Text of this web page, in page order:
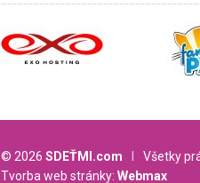
© 2026 SDEŤMI.com
Všetky
Tvorba web stránky: Webmax